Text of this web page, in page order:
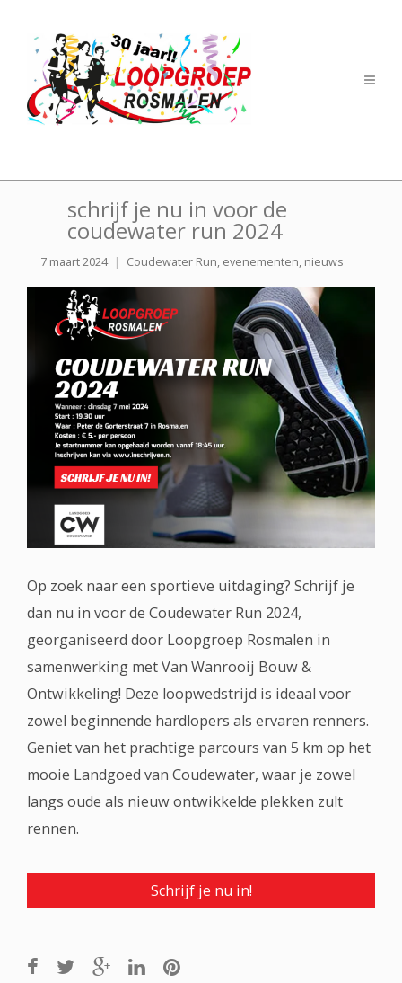
schrijf je nu in voor de
coudewater run 2024
7 maart 2024 Coudewater Run, evenementen, nieuws
Op zoek naar een sportieve uitdaging? Schrijf je
dan nu in voor de Coudewater Run 2024,
georganiseerd door Loopgroep Rosmalen in
samenwerking met Van Wanrooij Bouw &
Ontwikkeling! Deze loopwedstrijd is ideaal voor
zowel beginnende hardlopers als ervaren renners.
Geniet van het prachtige parcours van 5 km op het
mooie Landgoed van Coudewater, waar je zowel
langs oude als nieuw ontwikkelde plekken zult
rennen.
Schrijf je nu in!